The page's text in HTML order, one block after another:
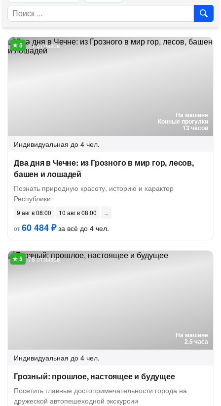
На машине
Конные прогулки
13 часов
11 отзывов
Индивидуальная до 4 чел.
Два дня в Чечне: из Грозного в мир гор, лесов,
башен и лошадей
Познать природную красоту, историю и характер
Республики
9 авг в 08:00
10 авг в 08:00
от60 484 ₽за всё до 4 чел.
На машине
2.5 часа
78 отзывов
Индивидуальная до 4 чел.
Грозный: прошлое, настоящее и будущее
Посетить главные достопримечательности города на
дружеской автопешеходной экскурсии